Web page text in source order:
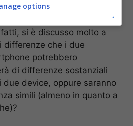
Samsung Galaxy S8,
all’uscita. Nel corso
si è discusso molto a
differenze che i due
potrebbero
di differenze sostanziali
device, oppure saranno
simili (almeno in quanto a
options